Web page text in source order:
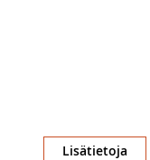
to Lisätietoja